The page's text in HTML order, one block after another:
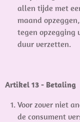
allen tijde met
maand
tegen opzegging
duur verzetten.
Artikel 13 - Betaling
Voor zover niet
de consument